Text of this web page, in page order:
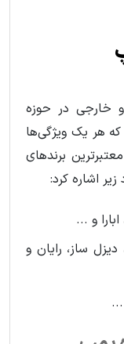
و خارجی در حوزه
هر یک ویژگی‌ها
برندهای
اشاره کرد:
و ...
دیزل ساز، رایان و